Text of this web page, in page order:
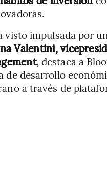
visto impulsada por
Valentini,
, destaca a
de desarrollo
a través de